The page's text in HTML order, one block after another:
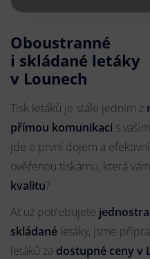
Oboustranné
i skládané letáky
v Lounech
Tisk letáků je stále jedním z
přímou komunikaci s
jde o první dojem a
ověřenou tiskárnu, která
kvalitu?
Ať už potřebujete
skládané letáky, jsme
letáků za dostupné ceny v